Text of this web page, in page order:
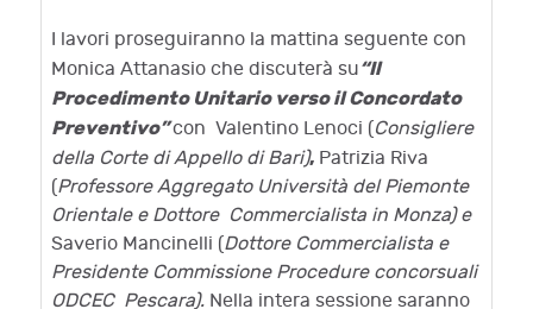
I lavori proseguiranno la mattina seguente con
Monica Attanasio che discuterà su“Il
Procedimento Unitario verso il Concordato
Preventivo”con Valentino Lenoci (Consigliere
della Corte di Appello di Bari), Patrizia Riva
(Professore Aggregato Università del Piemonte
Orientale e Dottore Commercialista in Monza) e
Saverio Mancinelli (Dottore Commercialista e
Presidente Commissione Procedure concorsuali
ODCEC Pescara). Nella intera sessione saranno